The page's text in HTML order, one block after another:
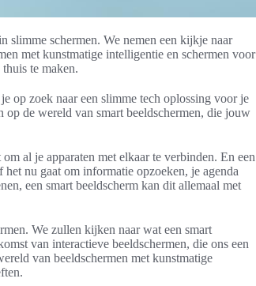
slimme schermen. We nemen een kijkje naar
met kunstmatige intelligentie en schermen voor
te maken.
op zoek naar een slimme tech oplossing voor je
op de wereld van smart beeldschermen, die jouw
al je apparaten met elkaar te verbinden. En een
nu gaat om informatie opzoeken, je agenda
een smart beeldscherm kan dit allemaal met
We zullen kijken naar wat een smart
van interactieve beeldschermen, die ons een
van beeldschermen met kunstmatige